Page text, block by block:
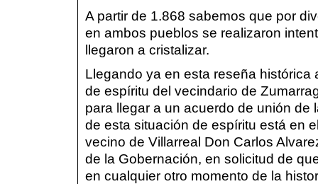
A partir de 1.868 sabemos que por
en ambos pueblos se realizaron
llegaron a cristalizar.
Llegando ya en esta reseña
de espíritu del vecindario de
para llegar a un acuerdo de unión
de esta situación de espíritu está en
vecino de Villarreal Don Carlos
de la Gobernación, en solicitud de
en cualquier otro momento de la